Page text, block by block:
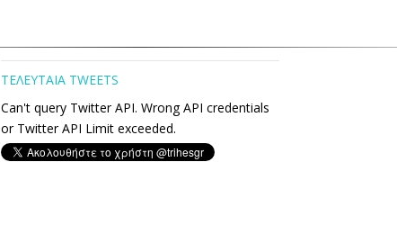
ΤΕΛΕΥΤΑΙΑ TWEETS
Can't query Twitter API. Wrong API credentials
or Twitter API Limit exceeded.